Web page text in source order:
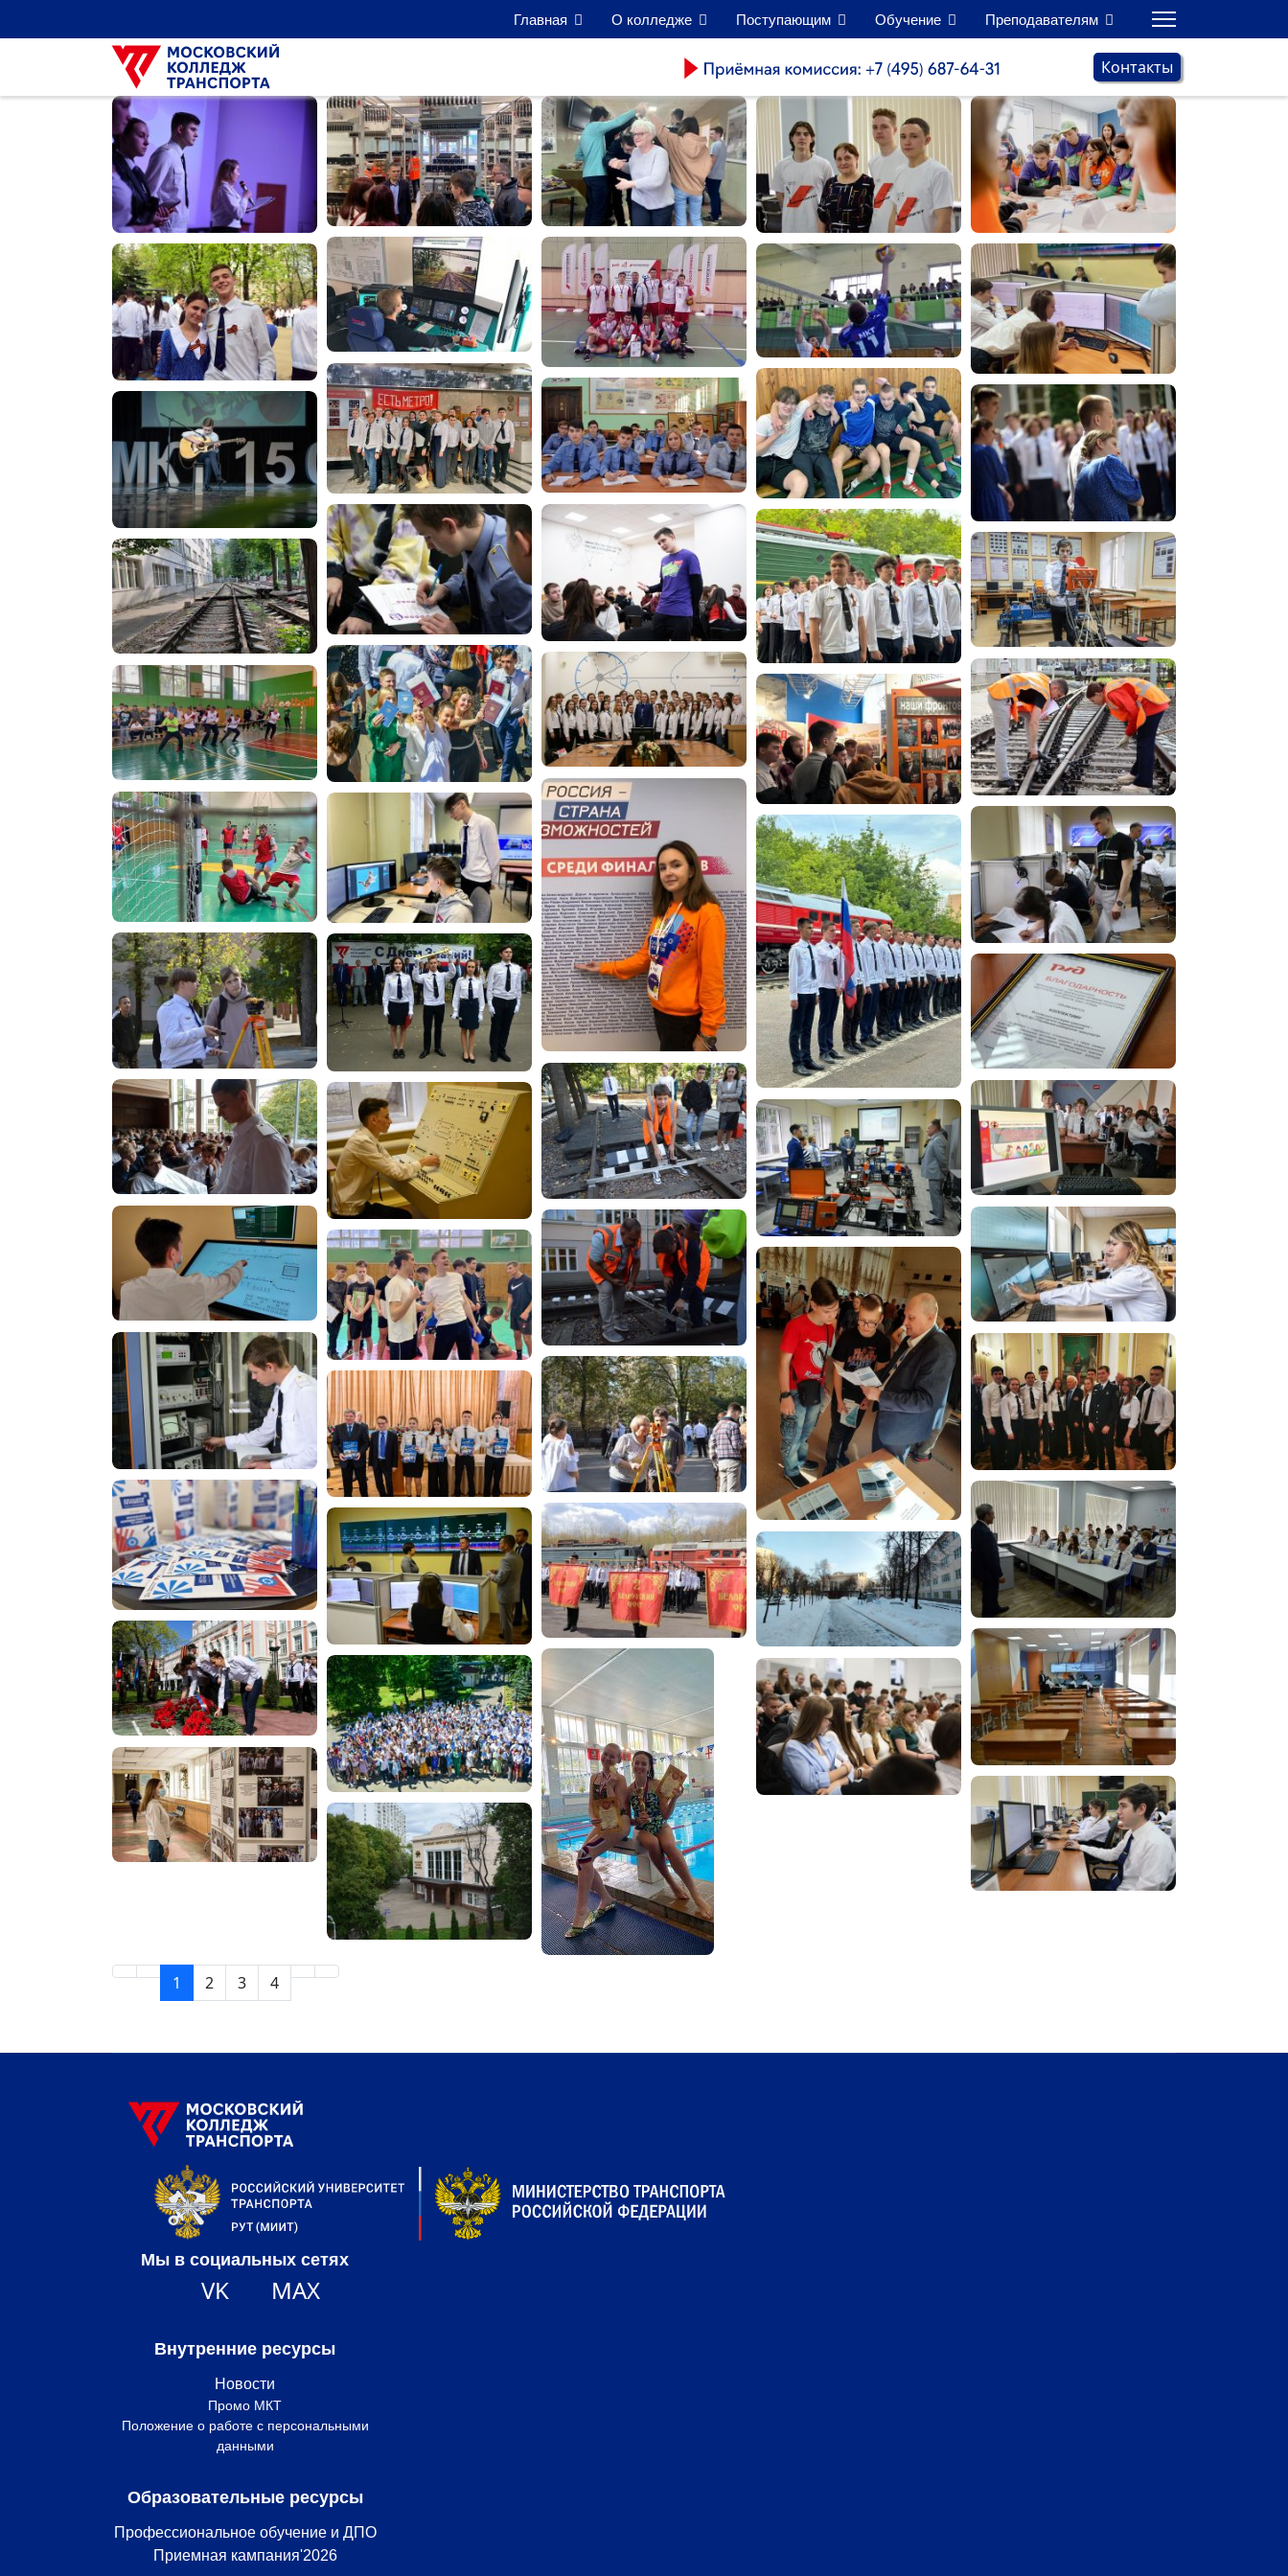
Главная О колледже Поступающим Обучение Преподавателям
Контакты
1 2 3 4
Мы в социальных сетях
VK MAX
Внутренние ресурсы
Новости
Промо МКТ
Положение о работе с персональными
данными
Образовательные ресурсы
Профессиональное обучение и ДПО
Приемная кампания'2026